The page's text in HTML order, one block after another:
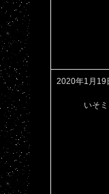
2020年1月19
いそミ